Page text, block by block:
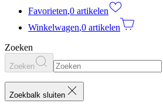
Favorieten,0 artikelen
Winkelwagen,0 artikelen
Zoeken
Zoeken
Zoekbalk sluiten